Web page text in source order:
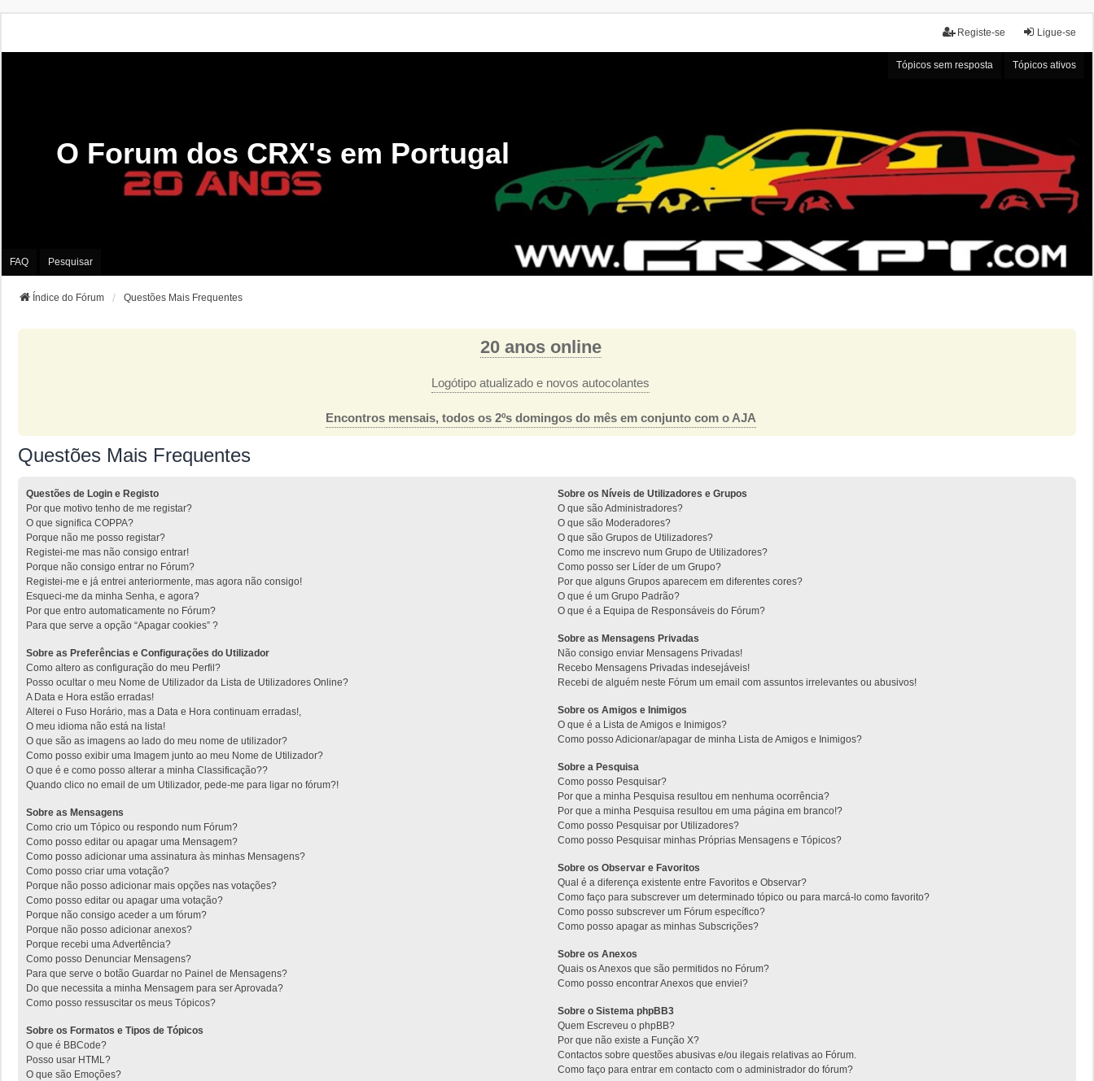
Ligue-se
Registe-se
Tópicos sem resposta Tópicos ativos
O Forum dos CRX's em Portugal
FAQ Pesquisar
Índice do Fórum Questões Mais Frequentes
20 anos online
Logótipo atualizado e novos autocolantes
Encontros mensais, todos os 2ºs domingos do mês em conjunto com o AJA
Questões Mais Frequentes
Questões de Login e Registo
Por que motivo tenho de me registar?
O que significa COPPA?
Porque não me posso registar?
Registei-me mas não consigo entrar!
Porque não consigo entrar no Fórum?
Registei-me e já entrei anteriormente, mas agora não consigo!
Esqueci-me da minha Senha, e agora?
Por que entro automaticamente no Fórum?
Para que serve a opção “Apagar cookies” ?
Sobre as Preferências e Configurações do Utilizador
Como altero as configuração do meu Perfil?
Posso ocultar o meu Nome de Utilizador da Lista de Utilizadores Online?
A Data e Hora estão erradas!
Alterei o Fuso Horário, mas a Data e Hora continuam erradas!,
O meu idioma não está na lista!
O que são as imagens ao lado do meu nome de utilizador?
Como posso exibir uma Imagem junto ao meu Nome de Utilizador?
O que é e como posso alterar a minha Classificação??
Quando clico no email de um Utilizador, pede-me para ligar no fórum?!
Sobre as Mensagens
Como crio um Tópico ou respondo num Fórum?
Como posso editar ou apagar uma Mensagem?
Como posso adicionar uma assinatura às minhas Mensagens?
Como posso criar uma votação?
Porque não posso adicionar mais opções nas votações?
Como posso editar ou apagar uma votação?
Porque não consigo aceder a um fórum?
Porque não posso adicionar anexos?
Porque recebi uma Advertência?
Como posso Denunciar Mensagens?
Para que serve o botão Guardar no Painel de Mensagens?
Do que necessita a minha Mensagem para ser Aprovada?
Como posso ressuscitar os meus Tópicos?
Sobre os Formatos e Tipos de Tópicos
O que é BBCode?
Posso usar HTML?
O que são Emoções?
Sobre os Níveis de Utilizadores e Grupos
O que são Administradores?
O que são Moderadores?
O que são Grupos de Utilizadores?
Como me inscrevo num Grupo de Utilizadores?
Como posso ser Líder de um Grupo?
Por que alguns Grupos aparecem em diferentes cores?
O que é um Grupo Padrão?
O que é a Equipa de Responsáveis do Fórum?
Sobre as Mensagens Privadas
Não consigo enviar Mensagens Privadas!
Recebo Mensagens Privadas indesejáveis!
Recebi de alguém neste Fórum um email com assuntos irrelevantes ou abusivos!
Sobre os Amigos e Inimigos
O que é a Lista de Amigos e Inimigos?
Como posso Adicionar/apagar de minha Lista de Amigos e Inimigos?
Sobre a Pesquisa
Como posso Pesquisar?
Por que a minha Pesquisa resultou em nenhuma ocorrência?
Por que a minha Pesquisa resultou em uma página em branco!?
Como posso Pesquisar por Utilizadores?
Como posso Pesquisar minhas Próprias Mensagens e Tópicos?
Sobre os Observar e Favoritos
Qual é a diferença existente entre Favoritos e Observar?
Como faço para subscrever um determinado tópico ou para marcá-lo como favorito?
Como posso subscrever um Fórum específico?
Como posso apagar as minhas Subscrições?
Sobre os Anexos
Quais os Anexos que são permitidos no Fórum?
Como posso encontrar Anexos que enviei?
Sobre o Sistema phpBB3
Quem Escreveu o phpBB?
Por que não existe a Função X?
Contactos sobre questões abusivas e/ou ilegais relativas ao Fórum.
Como faço para entrar em contacto com o administrador do fórum?